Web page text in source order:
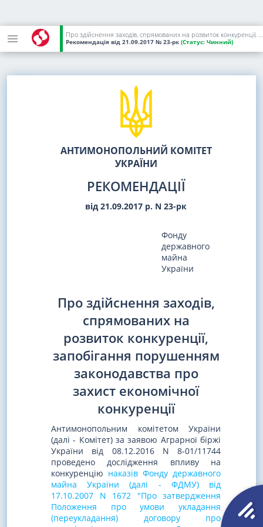
Про здійснення заходів, спрямованих на розвиток конкуренції, запобігання порушенням законодавства про захист економічної конкуренції
Рекомендація від 21.09.2017 № 23-рк (Статус: Чинний)
АНТИМОНОПОЛЬНИЙ КОМІТЕТ
УКРАЇНИ
РЕКОМЕНДАЦІЇ
від 21.09.2017 р. N 23-рк
Фонду
державного
майна
України
Про здійснення заходів,
спрямованих на
розвиток конкуренції,
запобігання порушенням
законодавства про
захист економічної
конкуренції
Антимонопольним комітетом України
(далі - Комітет) за заявою Аграрної біржі
України від 08.12.2016 N 8-01/11744
проведено дослідження впливу на
конкуренцію наказів Фонду державного
майна України (далі - ФДМУ) від
17.10.2007 N 1672 "Про затвердження
Положення про умови укладання
(переукладання) договору про